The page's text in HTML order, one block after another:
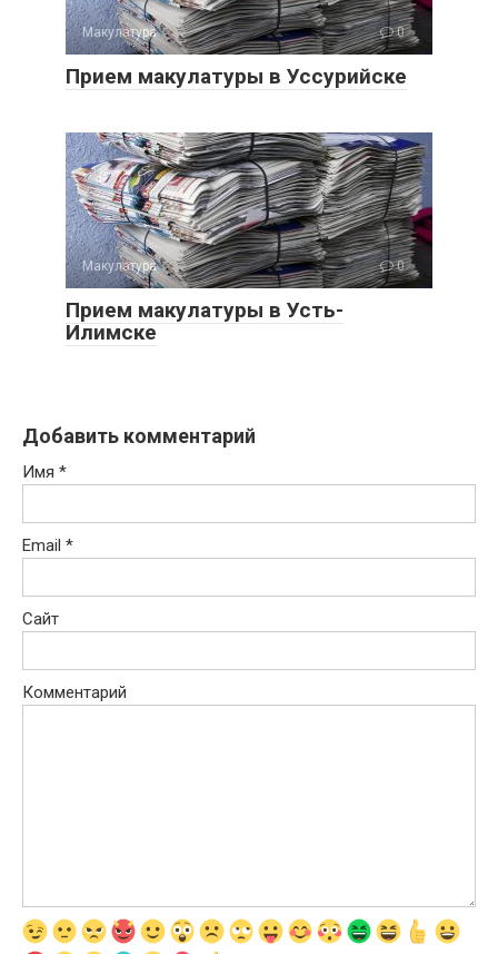
Макулатура 0
Прием макулатуры в Уссурийске
Макулатура 0
Прием макулатуры в Усть-
Илимске
Добавить комментарий
Имя *
Email *
Сайт
Комментарий